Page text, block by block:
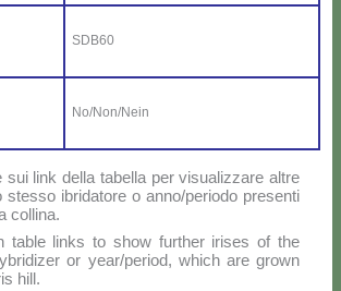
SDB60
No/Non/Nein
sui link del­la ta­bel­la per vi­sua­liz­za­re al­tre
stes­so ibri­da­to­re o anno/periodo pre­sen­ti
col­li­na.
ta­ble links to show fur­ther iri­ses of the
or year/period, which are gro­wn
hill.